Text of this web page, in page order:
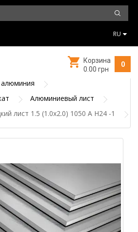
RU
0
Корзина
0.00 грн
Алюминиевый лист
лист 1.5 (1.0х2.0) 1050 А Н24 -1